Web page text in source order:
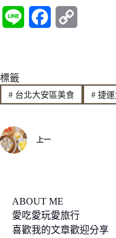
e e
b
y
L
標籤
#台北大安區美食 #捷運
上一
ABOUT ME
愛吃愛玩愛旅行
喜歡我的文章歡迎分享